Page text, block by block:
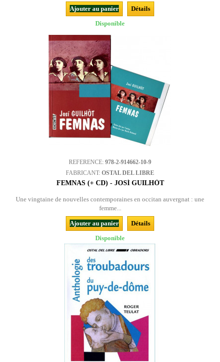
Ajouter au panier
Détails
Disponible
REFERENCE: 978-2-914662-10-9
FABRICANT: OSTAL DEL LIBRE
FEMNAS (+ CD) - JOSÍ GUILHÒT
Une vingtaine de nouvelles contemporaines en occitan auvergnat : une
femme...
Ajouter au panier
Détails
Disponible